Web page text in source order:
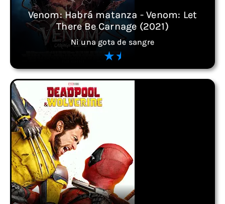
Venom: Habrá matanza - Venom: Let
There Be Carnage (2021)
Ni una gota de sangre